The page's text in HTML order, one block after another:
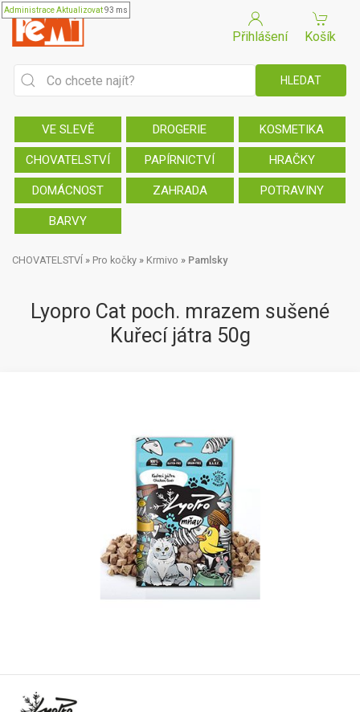
AdministraceAktualizovat93 ms
Přihlášení Košík
VE SLEVĚ DROGERIE KOSMETIKA
CHOVATELSTVÍ PAPÍRNICTVÍ HRAČKY
DOMÁCNOST ZAHRADA POTRAVINY
BARVY
CHOVATELSTVÍ » Pro kočky » Krmivo » Pamlsky
Lyopro Cat poch. mrazem sušené
Kuřecí játra 50g